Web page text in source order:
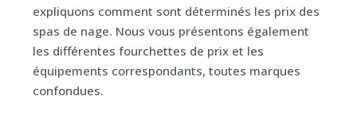
expliquons comment sont déterminés les prix des
spas de nage. Nous vous présentons également
les différentes fourchettes de prix et les
équipements correspondants, toutes marques
confondues.